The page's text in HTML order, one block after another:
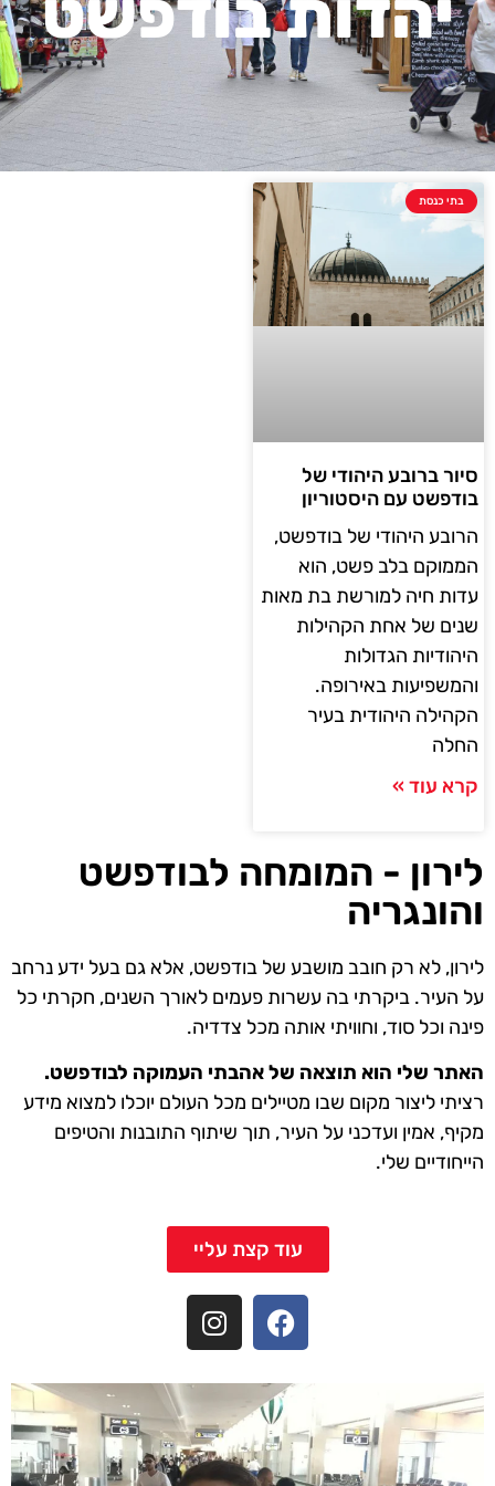
בתי כנסת
סיור ברובע היהודי של
בודפשט עם היסטוריון
הרובע היהודי של בודפשט,
הממוקם בלב פשט, הוא
עדות חיה למורשת בת מאות
שנים של אחת הקהילות
היהודיות הגדולות
והמשפיעות באירופה.
הקהילה היהודית בעיר
החלה
קרא עוד »
לירון - המומחה לבודפשט
והונגריה
לירון, לא רק חובב מושבע של בודפשט, אלא גם בעל ידע נרחב
על העיר. ביקרתי בה עשרות פעמים לאורך השנים, חקרתי כל
פינה וכל סוד, וחוויתי אותה מכל צדדיה.
האתר שלי הוא תוצאה של אהבתי העמוקה לבודפשט.
רציתי ליצור מקום שבו מטיילים מכל העולם יוכלו למצוא מידע
מקיף, אמין ועדכני על העיר, תוך שיתוף התובנות והטיפים
הייחודיים שלי.
עוד קצת עליי